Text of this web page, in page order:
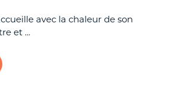
avec la chaleur de son
et ...